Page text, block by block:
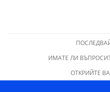
ИМАТЕ ЛИ
ОТКРИЙТЕ